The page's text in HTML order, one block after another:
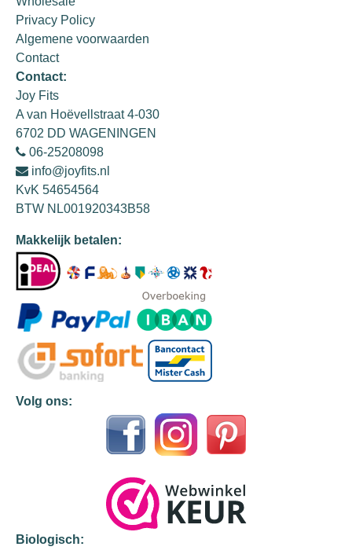
Privacy Policy
Algemene voorwaarden
Contact
Contact:
Joy Fits
A van Hoëvellstraat 4-030
6702 DD WAGENINGEN
06-25208098
info@joyfits.nl
KvK 54654564
BTW NL001920343B58
Makkelijk betalen:
Volg ons:
Biologisch: